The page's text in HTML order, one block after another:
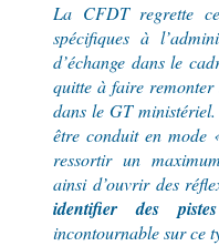
La CFDT regrette
spécifiques à
d’échange dans le
quitte à faire remonter
dans le GT ministériel.
être conduit en
ressortir un
ainsi d’ouvrir des
identifier des
incontournable sur ce